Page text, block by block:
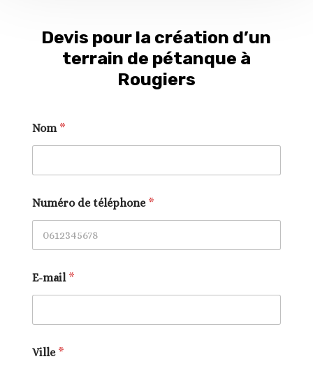
Devis pour la création d’un
terrain de pétanque à
Rougiers
Nom *
Numéro de téléphone *
E-mail *
Ville *